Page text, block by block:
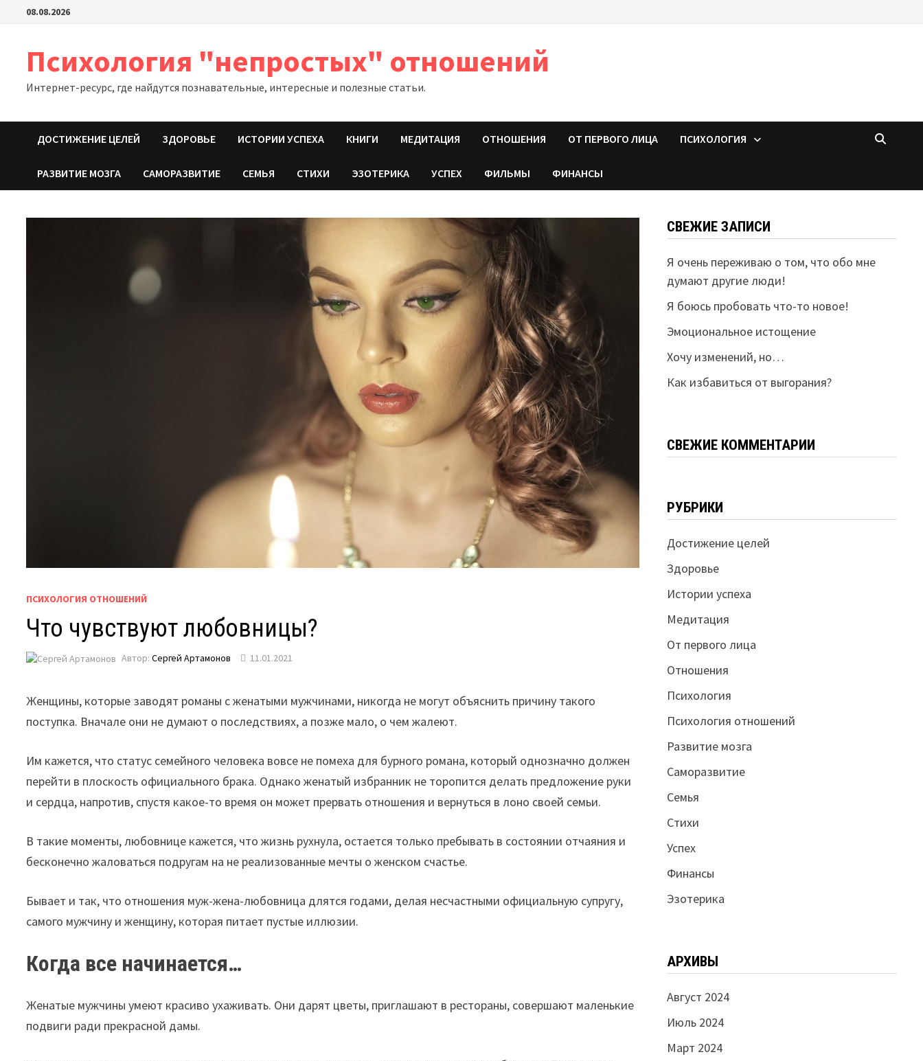
Перейти08.08.2026
Психология "непростых" отношений
Интернет-ресурс, где найдутся познавательные, интересные и полезные статьи.
ДОСТИЖЕНИЕ ЦЕЛЕЙ ЗДОРОВЬЕ ИСТОРИИ УСПЕХА КНИГИ МЕДИТАЦИЯ ОТНОШЕНИЯ ОТ ПЕРВОГО ЛИЦА ПСИХОЛОГИЯ
РАЗВИТИЕ МОЗГА САМОРАЗВИТИЕ СЕМЬЯ СТИХИ ЭЗОТЕРИКА УСПЕХ ФИЛЬМЫ ФИНАНСЫ
ПСИХОЛОГИЯ ОТНОШЕНИЙ
Что чувствуют любовницы?
Автор:Сергей Артамонов 11.01.2021
Женщины, которые заводят романы с женатыми мужчинами, никогда не могут объяснить причину такого
поступка. Вначале они не думают о последствиях, а позже мало, о чем жалеют.
Им кажется, что статус семейного человека вовсе не помеха для бурного романа, который однозначно должен
перейти в плоскость официального брака. Однако женатый избранник не торопится делать предложение руки
и сердца, напротив, спустя какое-то время он может прервать отношения и вернуться в лоно своей семьи.
В такие моменты, любовнице кажется, что жизнь рухнула, остается только пребывать в состоянии отчаяния и
бесконечно жаловаться подругам на не реализованные мечты о женском счастье.
Бывает и так, что отношения муж-жена-любовница длятся годами, делая несчастными официальную супругу,
самого мужчину и женщину, которая питает пустые иллюзии.
Когда все начинается…
Женатые мужчины умеют красиво ухаживать. Они дарят цветы, приглашают в рестораны, совершают маленькие
подвиги ради прекрасной дамы.
СВЕЖИЕ ЗАПИСИ
Я очень переживаю о том, что обо мне
думают другие люди!
Я боюсь пробовать что-то новое!
Эмоциональное истощение
Хочу изменений, но…
Как избавиться от выгорания?
СВЕЖИЕ КОММЕНТАРИИ
РУБРИКИ
Достижение целей
Здоровье
Истории успеха
Медитация
От первого лица
Отношения
Психология
Психология отношений
Развитие мозга
Саморазвитие
Семья
Стихи
Успех
Финансы
Эзотерика
АРХИВЫ
Август 2024
Июль 2024
Март 2024